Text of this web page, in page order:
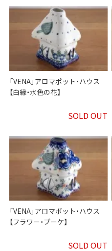
「VENA」アロマポット・ハウス
【白縁・水色の花】
SOLD OUT
「VENA」アロマポット・ハウス
【フラワー・ブーケ】
SOLD OUT